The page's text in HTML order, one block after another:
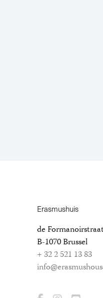
Erasmushuis
de
B-1070 Brussel
+ 32 2 521 13 83